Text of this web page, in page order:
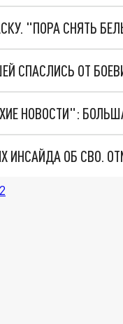
"ПОРА СНЯТЬ
СПАСЛИСЬ ОТ